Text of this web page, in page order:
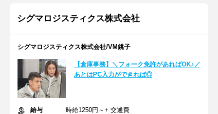
シグマロジスティクス株式会社
シグマロジスティクス株式会社/VM銚子
【倉庫事務】＼フォーク免許があればOK♪／
あとはPC入力ができれば◎
給与
時給1250円～+ 交通費